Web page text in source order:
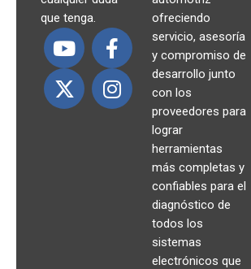
que tenga.
ofreciendo
servicio, asesoría
y compromiso de
desarrollo junto
con los
proveedores para
lograr
herramientas
más completas y
confiables para el
diagnóstico de
todos los
sistemas
electrónicos que